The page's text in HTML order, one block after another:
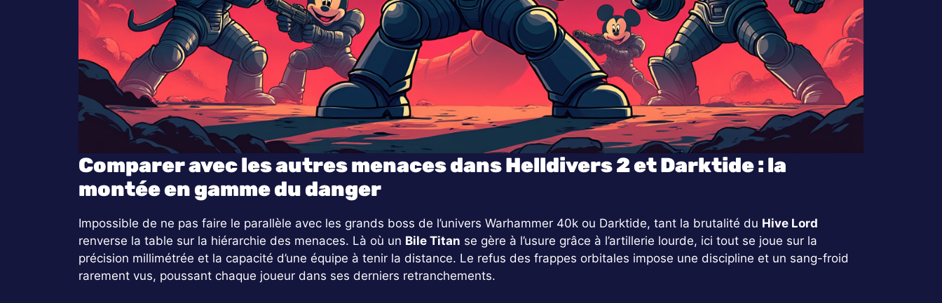
Comparer avec les autres menaces dans Helldivers 2 et Darktide : la
montée en gamme du danger
Impossible de ne pas faire le parallèle avec les grands boss de l’univers Warhammer 40k ou Darktide, tant la brutalité du Hive Lord
renverse la table sur la hiérarchie des menaces. Là où un Bile Titan se gère à l’usure grâce à l’artillerie lourde, ici tout se joue sur la
précision millimétrée et la capacité d’une équipe à tenir la distance. Le refus des frappes orbitales impose une discipline et un sang-froid
rarement vus, poussant chaque joueur dans ses derniers retranchements.